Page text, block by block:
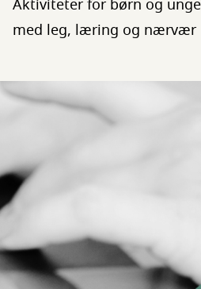
Aktiviteter for børn og
med leg, læring og nærvær